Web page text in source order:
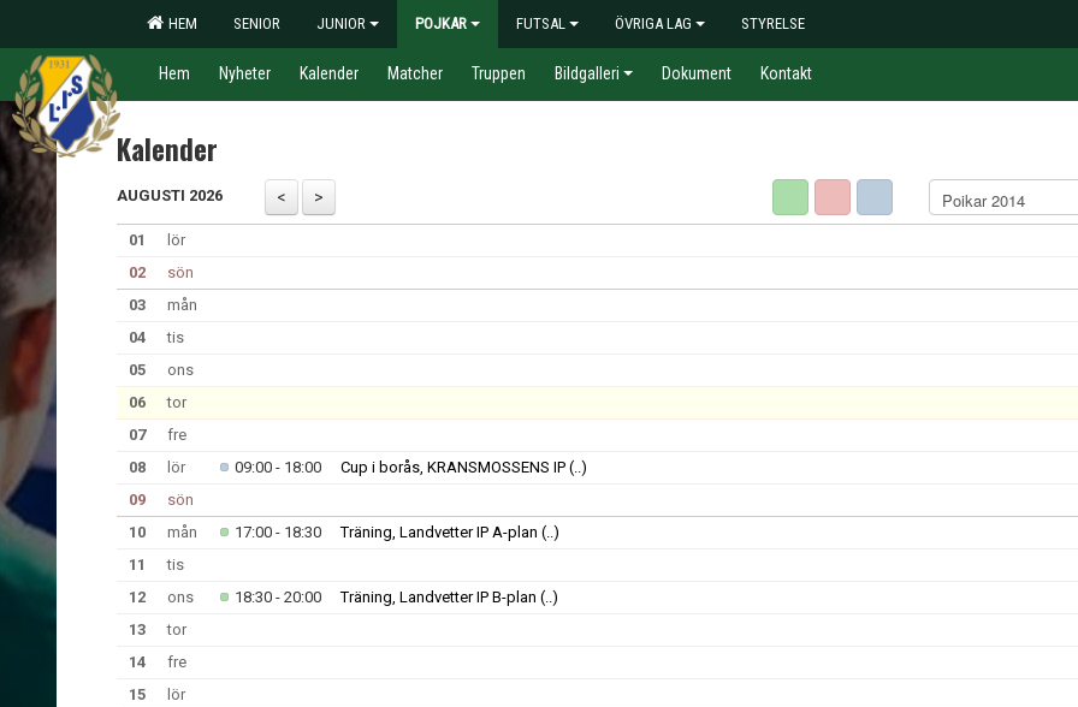
HEM SENIOR JUNIOR POJKAR FUTSAL ÖVRIGA LAG STYRELSE
Hem Nyheter Kalender Matcher Truppen Bildgalleri Dokument Kontakt
Kalender
AUGUSTI 2026
01
lör
02
sön
03
mån
04
tis
05
ons
06
tor
07
fre
08
lör 09:00 - 18:00 Cup i borås, KRANSMOSSENS IP (..)
09
sön
10
mån 17:00 - 18:30 Träning, Landvetter IP A-plan (..)
11
tis
12
ons 18:30 - 20:00 Träning, Landvetter IP B-plan (..)
13
tor
14
fre
15
lör